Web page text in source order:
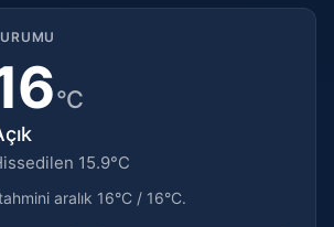
°C
15.9°C
aralık 16°C / 16°C.